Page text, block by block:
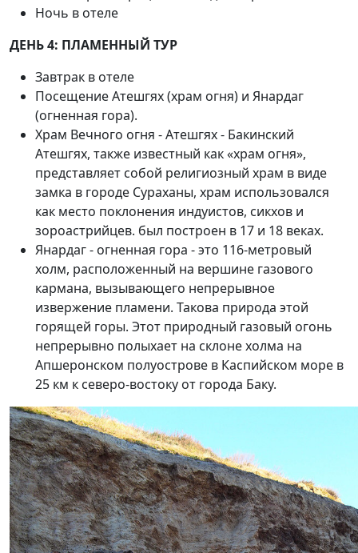
Ночь в отеле
ДЕНЬ 4: ПЛАМЕННЫЙ ТУР
Завтрак в отеле
Посещение Атешгях (храм огня) и Янардаг
(огненная гора).
Храм Вечного огня - Атешгях - Бакинский
Атешгях, также известный как «храм огня»,
представляет собой религиозный храм в виде
замка в городе Сураханы, храм использовался
как место поклонения индуистов, сикхов и
зороастрийцев. был построен в 17 и 18 веках.
Янардаг - огненная гора - это 116-метровый
холм, расположенный на вершине газового
кармана, вызывающего непрерывное
извержение пламени. Такова природа этой
горящей горы. Этот природный газовый огонь
непрерывно полыхает на склоне холма на
Апшеронском полуострове в Каспийском море в
25 км к северо-востоку от города Баку.